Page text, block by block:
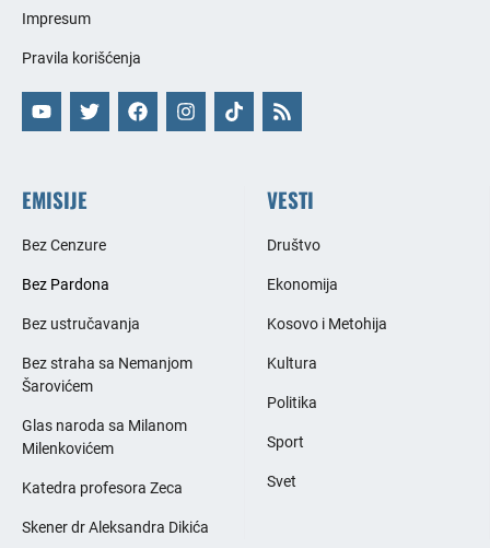
Impresum
Pravila korišćenja
EMISIJE
Bez Cenzure
Bez Pardona
Bez ustručavanja
Bez straha sa Nemanjom
Šarovićem
Glas naroda sa Milanom
Milenkovićem
Katedra profesora Zeca
Skener dr Aleksandra Dikića
VESTI
Društvo
Ekonomija
Kosovo i Metohija
Kultura
Politika
Sport
Svet